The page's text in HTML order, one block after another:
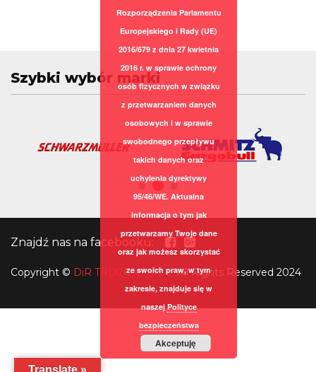
Szybki wybór marki
Znajdź nas na facebooku:
Copyright © DiR TRUCK sp. z o.o.All Rights Reserved 2024
Translate »
Rozporządzenia Parlamentu
Europejskiego i Rady (UE)
2016/679 z dnia 27 kwietnia
2016 r. w sprawie ochrony
osób fizycznych w związku
z przetwarzaniem danych
osobowych i w sprawie
swobodnego przepływu
takich danych oraz
uchylenia dyrektywy
95/46/WE. Aktualna
informacja o tym jak
przetwarzamy Twoje dane
oraz jak możesz skorzystać
ze swoich praw, w tym
zakresie, znajduje się w
naszejPolityce
bezpieczeństwa
Akceptuję